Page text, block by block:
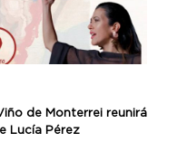
de Monterrei reunirá
Lucía Pérez